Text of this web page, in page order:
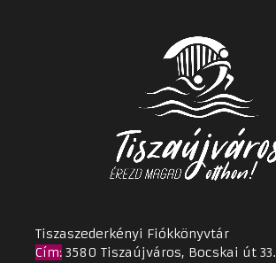
Tiszaszederkényi Fiókkönyvtár
Cím: 3580 Tiszaújváros, Bocskai út 33.